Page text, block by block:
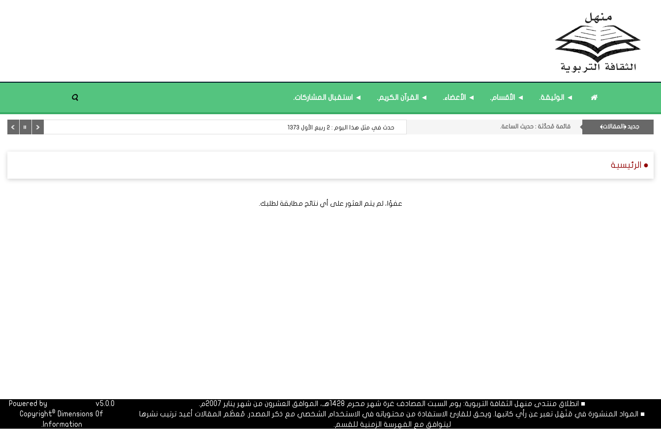
◄ الوثيقة. ◄ الأقسام. ◄ الأعضاء. ◄ القرآن الكريم. ◄ استقبال المشاركات.
جديد ﴿المقالات﴾
قائمة مُثبتة : إدارة منهل الثقافة التربوية.
قائمة مُثبتة : مشرف منهل الثقافة التربوية.
11- القسم الحادي عشر : ﴿اللقاءات الشخصية - الثقافة المتسلسلة﴾.
قائمة مُحدَّثة : حديث الساعة. حدث في مثل هذا اليوم : 2 ربيع الأول 1373
● الرئيسية
عفوًا، لم يتم العثور على أي نتائج مطابقة لطلبك.
■ انطلاق منتدى منهل الثقافة التربوية: يوم السبت المصادف غرة شهر محرم 1428هـ، الموافق العشرون من شهر يناير 2007م.
■ المواد المنشورة في مَنْهَل تعبر عن رأي كاتبها. ويحق للقارئ الاستفادة من محتوياته في الاستخدام الشخصي مع ذكر المصدر. مُعظَم المقالات أعيد ترتيب نشرها
ليتوافق مع الفهرسة الزمنية للقسم.
Powered by
v5.0.0
Copyright© Dimensions Of
Information.